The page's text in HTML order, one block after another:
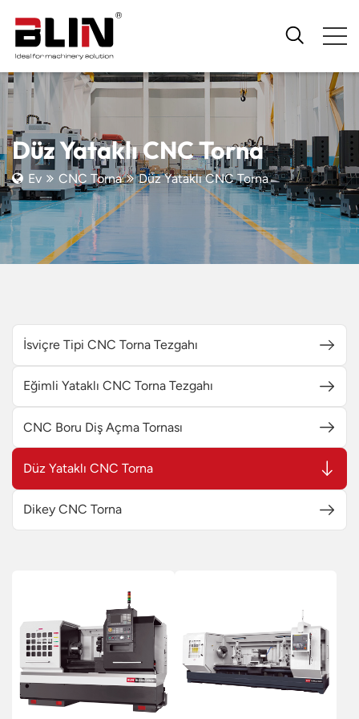
Düz Yataklı CNC Torna
Ev CNC Torna Düz Yataklı CNC Torna
İsviçre Tipi CNC Torna Tezgahı
Eğimli Yataklı CNC Torna Tezgahı
CNC Boru Diş Açma Tornası
Düz Yataklı CNC Torna
Dikey CNC Torna